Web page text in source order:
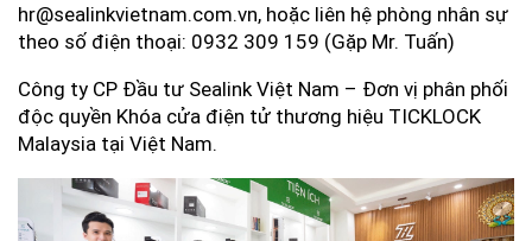
hr@sealinkvietnam.com.vn, hoặc liên hệ phòng nhân sự
theo số điện thoại: 0932 309 159 (Gặp Mr. Tuấn)
Công ty CP Đầu tư Sealink Việt Nam – Đơn vị phân phối
độc quyền Khóa cửa điện tử thương hiệu TICKLOCK
Malaysia tại Việt Nam.